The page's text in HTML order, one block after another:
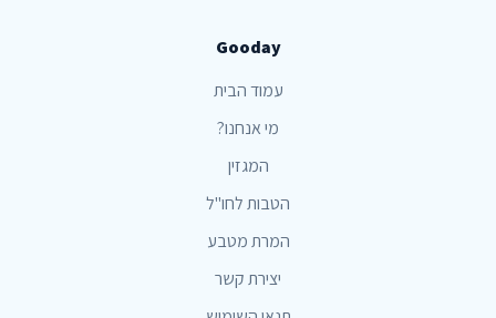
Gooday
עמוד הבית
מי אנחנו?
המגזין
הטבות לחו"ל
המרת מטבע
יצירת קשר